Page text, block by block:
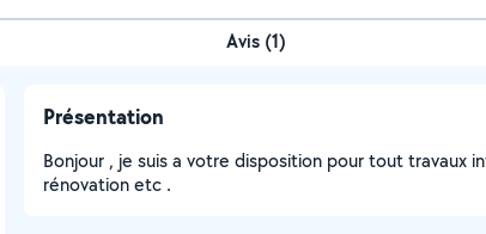
Avis (1)
Présentation
Bonjour , je suis a votre disposition pour tout travaux
rénovation etc .